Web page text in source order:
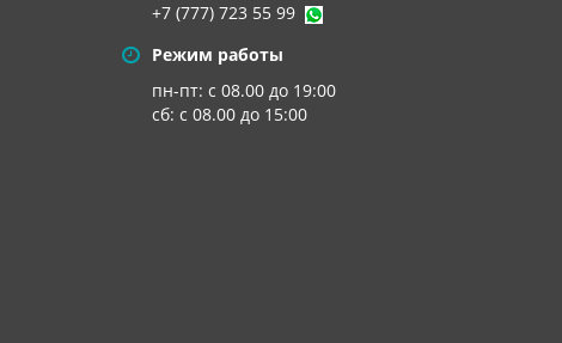
+7 (777) 723 55 99
Режим работы
пн-пт: с 08.00 до 19:00
сб: с 08.00 до 15:00